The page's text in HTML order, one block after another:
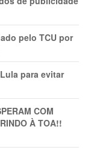
pelo TCU por
para evitar
COM
À TOA!!